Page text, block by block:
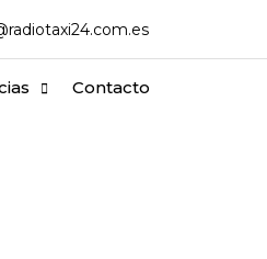
Email
Contacto